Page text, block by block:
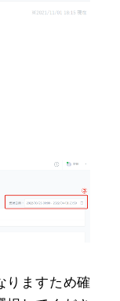
ますため確